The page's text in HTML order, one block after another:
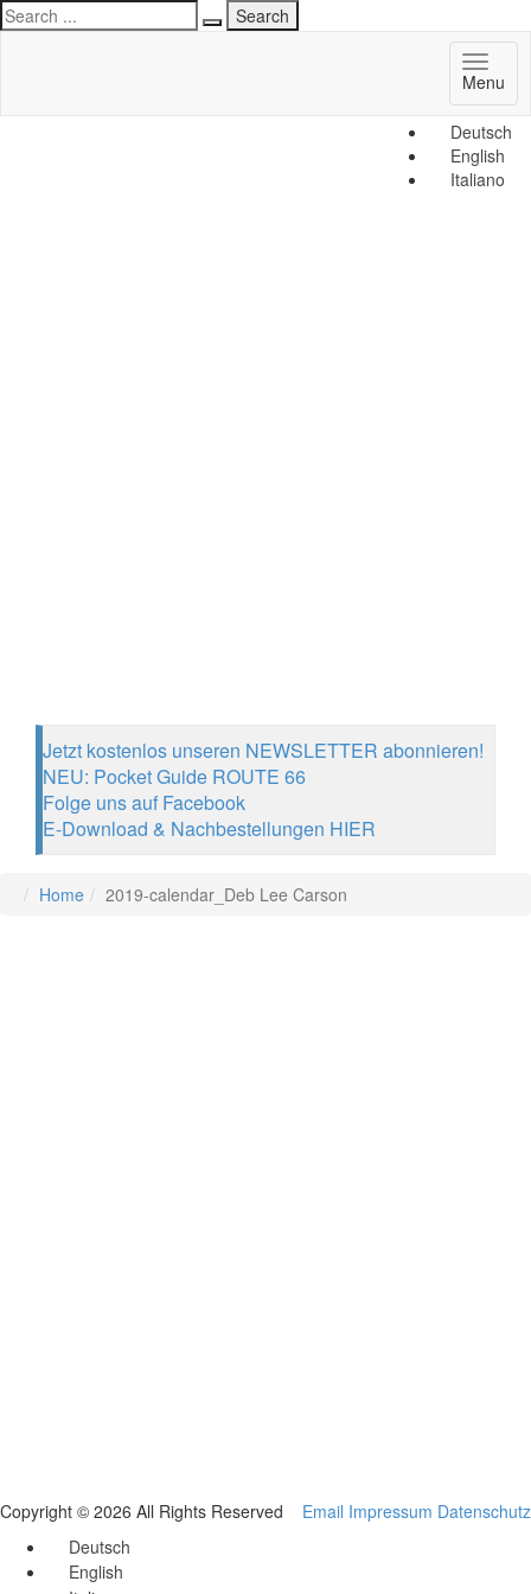
Deutsch
English
Italiano
Menu
Jetzt kostenlos unseren NEWSLETTER abonnieren!
NEU: Pocket Guide ROUTE 66
Folge uns auf Facebook
E-Download & Nachbestellungen HIER
Home 2019-calendar_Deb Lee Carson
Copyright © 2026 All Rights Reserved Email Impressum Datenschutz
Deutsch
English